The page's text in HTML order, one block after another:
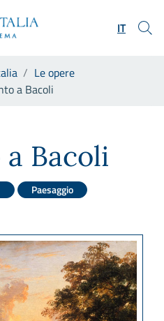
IT
Le opere
a Bacoli
Bacoli
Paesaggio